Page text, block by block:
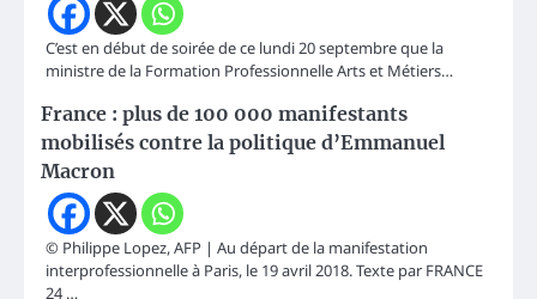
C’est en début de soirée de ce lundi 20 septembre que la
ministre de la Formation Professionnelle Arts et Métiers…
France : plus de 100 000 manifestants
mobilisés contre la politique d’Emmanuel
Macron
© Philippe Lopez, AFP | Au départ de la manifestation
interprofessionnelle à Paris, le 19 avril 2018. Texte par FRANCE
24 …